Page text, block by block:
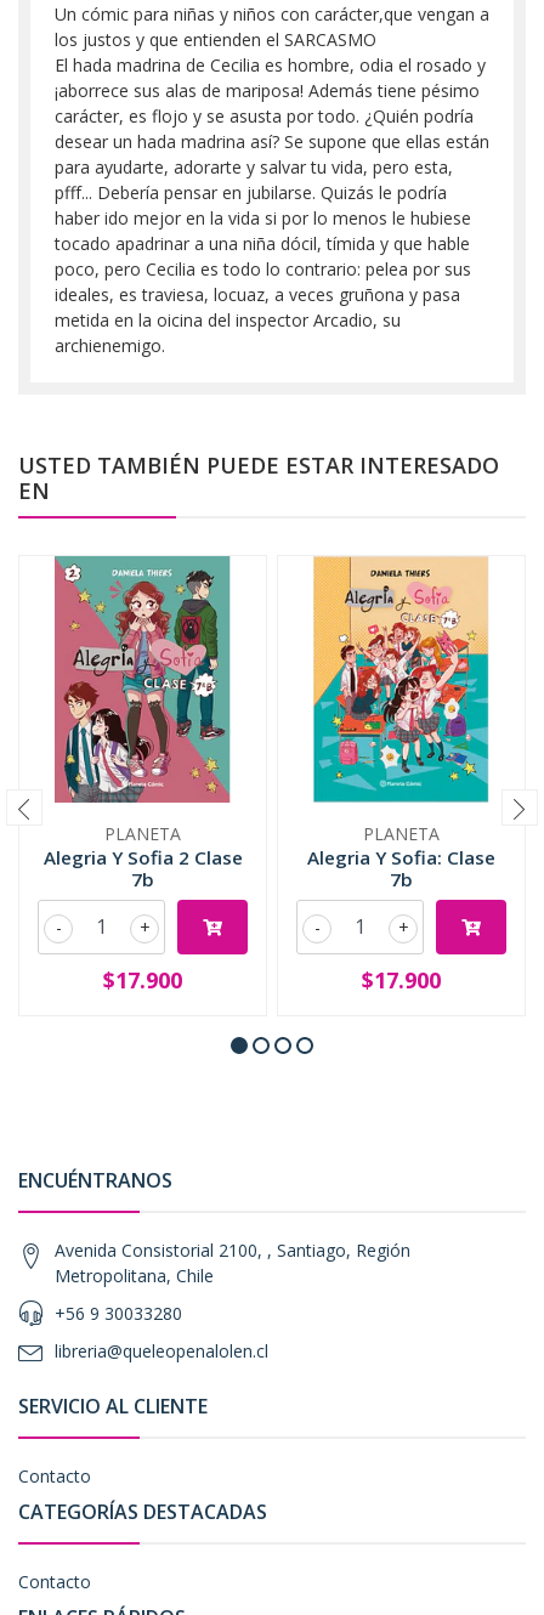
Un cómic para niñas y niños con carácter,que vengan a
los justos y que entienden el SARCASMO
El hada madrina de Cecilia es hombre, odia el rosado y
¡aborrece sus alas de mariposa! Además tiene pésimo
carácter, es flojo y se asusta por todo. ¿Quién podría
desear un hada madrina así? Se supone que ellas están
para ayudarte, adorarte y salvar tu vida, pero esta,
pfff... Debería pensar en jubilarse. Quizás le podría
haber ido mejor en la vida si por lo menos le hubiese
tocado apadrinar a una niña dócil, tímida y que hable
poco, pero Cecilia es todo lo contrario: pelea por sus
ideales, es traviesa, locuaz, a veces gruñona y pasa
metida en la oicina del inspector Arcadio, su
archienemigo.
USTED TAMBIÉN PUEDE ESTAR INTERESADO
EN
PLANETA
Alegria Y Sofia 2 Clase
7b
+
-
$17.900
PLANETA
Alegria Y Sofia: Clase
7b
+
-
$17.900
ENCUÉNTRANOS
Avenida Consistorial 2100, , Santiago, Región
Metropolitana, Chile
+56 9 30033280
libreria@queleopenalolen.cl
SERVICIO AL CLIENTE
Contacto
CATEGORÍAS DESTACADAS
Contacto